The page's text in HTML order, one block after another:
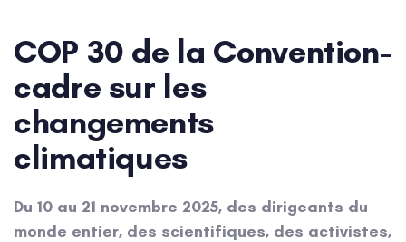
COP 30 de la Convention-
cadre sur les
changements
climatiques
Du 10 au 21 novembre 2025, des dirigeants du
monde entier, des scientifiques, des activistes,